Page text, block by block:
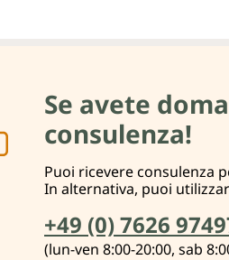
Se avete
consulenza!
Puoi ricevere consulenza
In alternativa, puoi
+49 (0) 7626
(lun-ven 8:00-20:00, sab